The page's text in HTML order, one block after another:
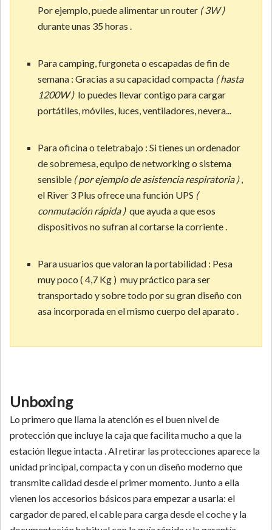
Por ejemplo, puede alimentar un router ( 3W )
durante unas 35 horas .
Para camping, furgoneta o escapadas de fin de
semana : Gracias a su capacidad compacta ( hasta
1200W )lo puedes llevar contigo para cargar
portátiles, móviles, luces, ventiladores, nevera...
Para oficina o teletrabajo : Si tienes un ordenador
de sobremesa, equipo de networking o sistema
sensible ( por ejemplo de asistencia respiratoria ),
el River 3 Plus ofrece una función UPS (
conmutación rápida )que ayuda a que esos
dispositivos no sufran al cortarse la corriente .
Para usuarios que valoran la portabilidad : Pesa
muy poco ( 4,7 Kg ) muy práctico para ser
transportado y sobre todo por su gran diseño con
asa incorporada en el mismo cuerpo del aparato .
Unboxing
Lo primero que llama la atención es el buen nivel de
protección que incluye la caja que facilita mucho a que la
estación llegue intacta . Al retirar las protecciones aparece la
unidad principal, compacta y con un diseño moderno que
transmite calidad desde el primer momento. Junto a ella
vienen los accesorios básicos para empezar a usarla: el
cargador de pared, el cable para carga desde el coche y la